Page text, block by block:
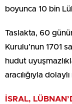
boyunca 10 bin
Taslakta, 60
Kurulu’nun 1701
hudut
aracılığıyla
İSRAL,